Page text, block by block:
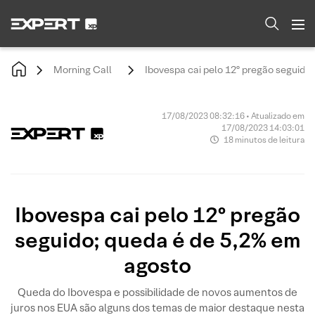
Morning Call Ibovespa cai pelo 12º pregão
17/08/2023 08:32:16 • Atualizado em
17/08/2023 14:03:01
18 minutos de leitura
Ibovespa cai pelo 12º pregão
seguido; queda é de 5,2% em
agosto
Queda do Ibovespa e possibilidade de novos aumentos de
juros nos EUA são alguns dos temas de maior destaque nesta